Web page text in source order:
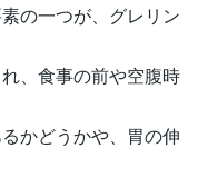
の一つが、グレリン
、食事の前や空腹時
かどうかや、胃の伸